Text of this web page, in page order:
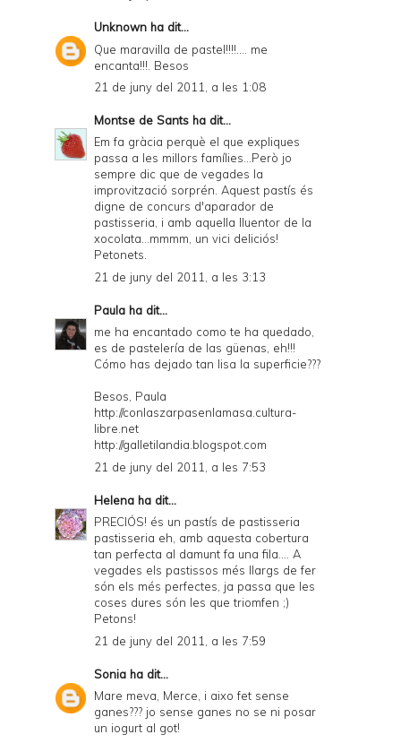
l
y
a
n
d
P
D
F
Unknown ha dit...
Que maravilla de pastel!!!!.... me
encanta!!!. Besos
21 de juny del 2011, a les 1:08
Montse de Sants ha dit...
Em fa gràcia perquè el que expliques
passa a les millors famílies...Però jo
sempre dic que de vegades la
improvització sorprén. Aquest pastís és
digne de concurs d'aparador de
pastisseria, i amb aquella lluentor de la
xocolata...mmmm, un vici deliciós!
Petonets.
21 de juny del 2011, a les 3:13
Paula ha dit...
me ha encantado como te ha quedado,
es de pastelería de las güenas, eh!!!
Cómo has dejado tan lisa la superficie???
Besos, Paula
http://conlaszarpasenlamasa.cultura-
libre.net
http://galletilandia.blogspot.com
21 de juny del 2011, a les 7:53
Helena ha dit...
PRECIÓS! és un pastís de pastisseria
pastisseria eh, amb aquesta cobertura
tan perfecta al damunt fa una fila.... A
vegades els pastissos més llargs de fer
són els més perfectes, ja passa que les
coses dures són les que triomfen ;)
Petons!
21 de juny del 2011, a les 7:59
Sonia ha dit...
Mare meva, Merce, i aixo fet sense
ganes??? jo sense ganes no se ni posar
un iogurt al got!